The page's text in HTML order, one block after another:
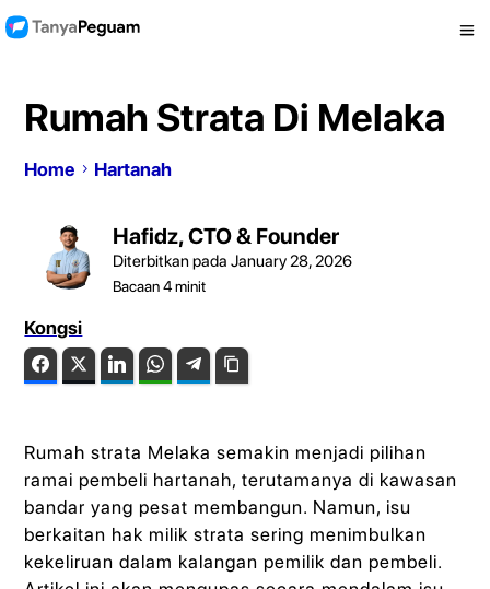
Rumah Strata Di Melaka
Home Hartanah
Hafidz, CTO & Founder
Diterbitkan pada January 28, 2026
Bacaan4minit
Kongsi
FacebookTwitter LinkedIn WhatsAppTelegram
Rumah strata Melaka semakin menjadi pilihan
ramai pembeli hartanah, terutamanya di kawasan
bandar yang pesat membangun. Namun, isu
berkaitan hak milik strata sering menimbulkan
kekeliruan dalam kalangan pemilik dan pembeli.